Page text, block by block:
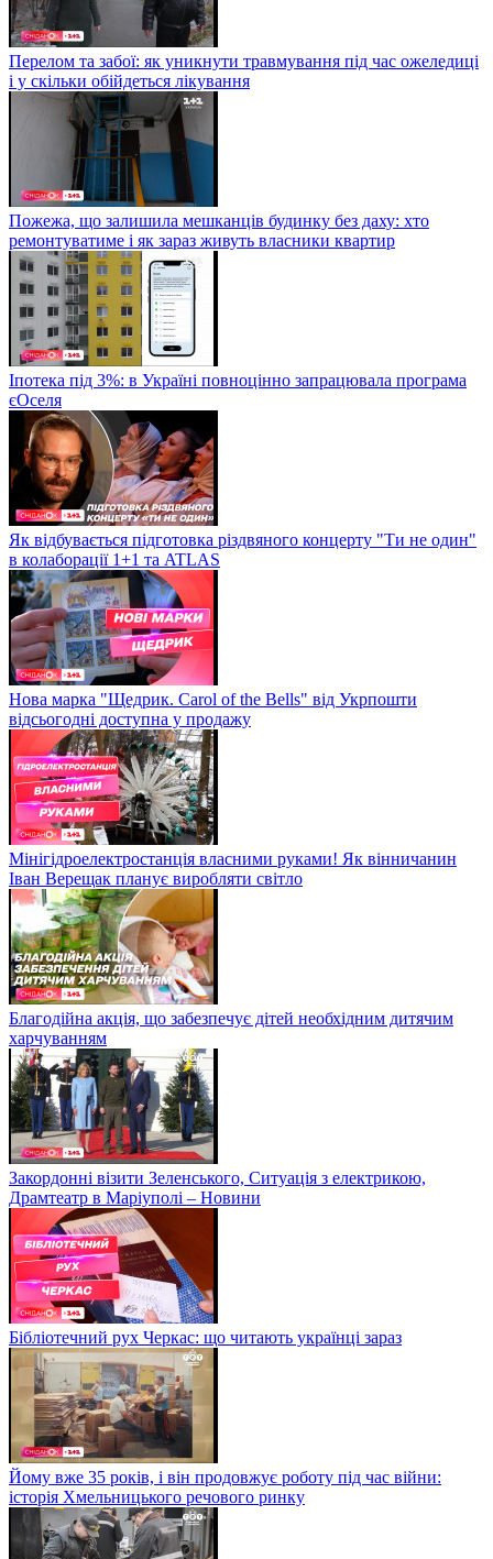
Перелом та забої: як уникнути травмування під час ожеледиці
і у скільки обійдеться лікування
Пожежа, що залишила мешканців будинку без даху: хто
ремонтуватиме і як зараз живуть власники квартир
Іпотека під 3%: в Україні повноцінно запрацювала програма
єОселя
Як відбувається підготовка різдвяного концерту "Ти не один"
в колаборації 1+1 та ATLAS
Нова марка "Щедрик. Carol of the Bells" від Укрпошти
відсьогодні доступна у продажу
Мінігідроелектростанція власними руками! Як вінничанин
Іван Верещак планує виробляти світло
Благодійна акція, що забезпечує дітей необхідним дитячим
харчуванням
Закордонні візити Зеленського, Ситуація з електрикою,
Драмтеатр в Маріуполі – Новини
Бібліотечний рух Черкас: що читають українці зараз
Йому вже 35 років, і він продовжує роботу під час війни:
історія Хмельницького речового ринку